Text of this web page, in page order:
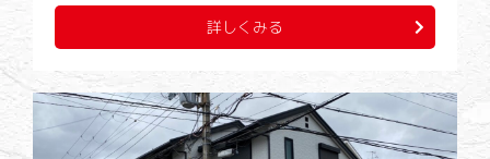
詳しくみる